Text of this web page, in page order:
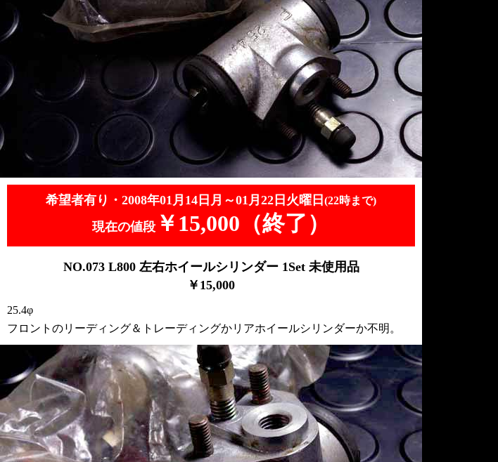
希望者有り・2008年01月14日月～01月22日火曜日 (22時まで)
現在の値段 ￥15,000（終了）
NO.073L800 左右ホイールシリンダー 1Set 未使用品
￥15,000
25.4φ
フロントのリーディング＆トレーディングかリアホイールシリンダーか不明。